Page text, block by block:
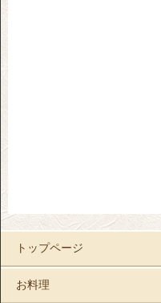
トップページ
お料理